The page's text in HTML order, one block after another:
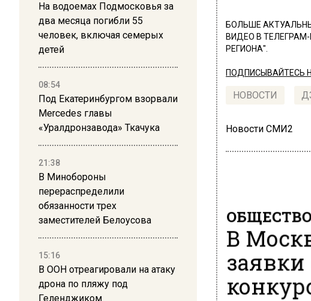
На водоемах Подмосковья за
два месяца погибли 55
человек, включая семерых
детей
08:54
Под Екатеринбургом взорвали
Mercedes главы
«Уралдронзавода» Ткачука
21:38
В Минобороны
перераспределили
обязанности трех
заместителей Белоусова
15:16
В ООН отреагировали на атаку
дрона по пляжу под
Геленджиком
БОЛЬШЕ
ВИДЕО В
РЕГИОНА".
ПОДПИСЫВАЙТЕСЬ
НОВОСТИ
Новости СМИ2
ОБЩЕСТВО
В